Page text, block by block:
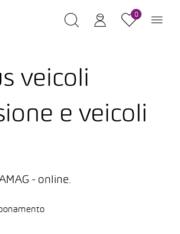
0
veicoli
e veicoli
- online.